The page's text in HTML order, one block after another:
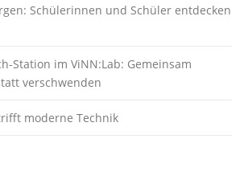
Schülerinnen und Schüler entdecken
Station im ViNN:Lab: Gemeinsam
verschwenden
moderne Technik